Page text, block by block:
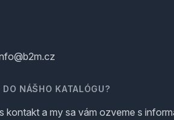
NÁŠHO KATALÓGU?
kontakt a my sa vám ozveme s